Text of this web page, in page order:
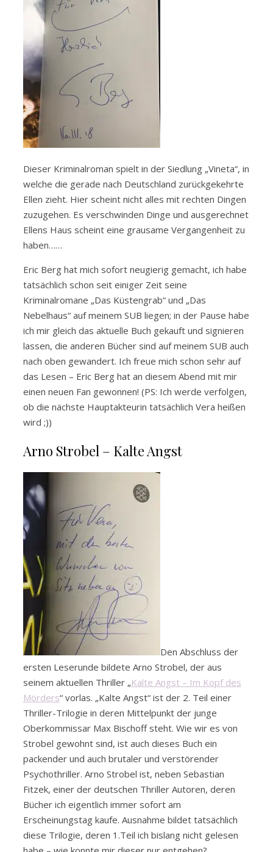
Dieser Kriminalroman spielt in der Siedlung „Vineta“, in
welche die gerade nach Deutschland zurückgekehrte
Ellen zieht. Hier scheint nicht alles mit rechten Dingen
zuzugehen. Es verschwinden Dinge und ausgerechnet
Ellens Haus scheint eine grausame Vergangenheit zu
haben……
Eric Berg hat mich sofort neugierig gemacht, ich habe
tatsächlich schon seit einiger Zeit seine
Kriminalromane „Das Küstengrab“ und „Das
Nebelhaus“ auf meinem SUB liegen; in der Pause habe
ich mir gleich das aktuelle Buch gekauft und signieren
lassen, die anderen Bücher sind auf meinem SUB auch
nach oben gewandert. Ich freue mich schon sehr auf
das Lesen – Eric Berg hat an diesem Abend mit mir
einen neuen Fan gewonnen! (PS: Ich werde verfolgen,
ob die nächste Hauptakteurin tatsächlich Vera heißen
wird ;))
Arno Strobel – Kalte Angst
Den Abschluss der
ersten Leserunde bildete Arno Strobel, der aus
seinem aktuellen Thriller „Kalte Angst – Im Kopf des
Mörders“ vorlas. „Kalte Angst“ ist der 2. Teil einer
Thriller-Trilogie in deren Mittelpunkt der junge
Oberkommissar Max Bischoff steht. Wie wir es von
Strobel gewohnt sind, ist auch dieses Buch ein
packender und auch brutaler und verstörender
Psychothriller. Arno Strobel ist, neben Sebastian
Fitzek, einer der deutschen Thriller Autoren, deren
Bücher ich eigentlich immer sofort am
Erscheinungstag kaufe. Ausnahme bildet tatsächlich
diese Trilogie, deren 1.Teil ich bislang nicht gelesen